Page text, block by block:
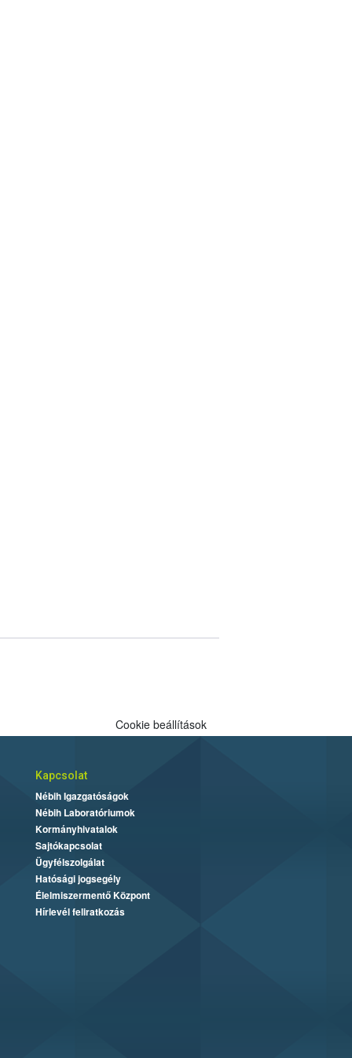
Cookie beállítások
Kapcsolat
Nébih Igazgatóságok
Nébih Laboratóriumok
Kormányhivatalok
Sajtókapcsolat
Ügyfélszolgálat
Hatósági jogsegély
Élelmiszermentő Központ
Hírlevél feliratkozás